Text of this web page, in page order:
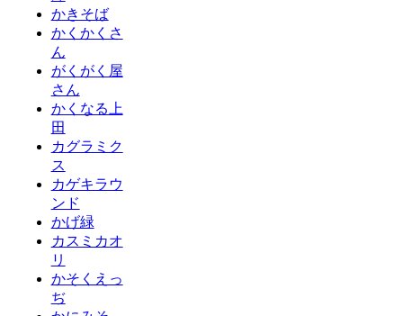
かきそば
かくかくさ
ん
がくがく屋
さん
かくなる上
田
カグラミク
ス
カゲキラウ
ンド
かげ緑
カスミカオ
リ
かそくえっ
ぢ